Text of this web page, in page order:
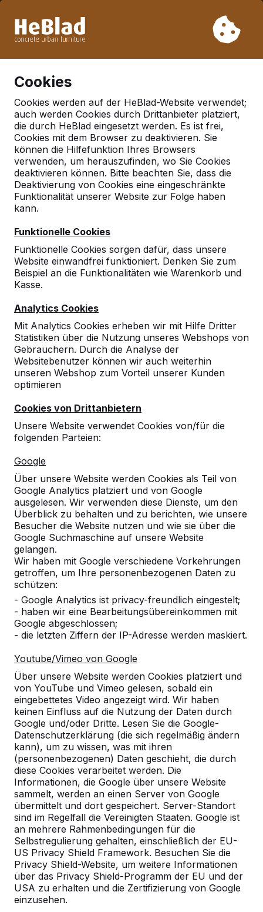
Woche 33 nicht. Bitte berücksichtigen Sie daher längere
Cookies
Cookies werden auf der HeBlad-Website verwendet;
auch werden Cookies durch Drittanbieter platziert,
die durch HeBlad eingesetzt werden. Es ist frei,
Cookies mit dem Browser zu deaktivieren. Sie
können die Hilfefunktion Ihres Browsers
verwenden, um herauszufinden, wo Sie Cookies
deaktivieren können. Bitte beachten Sie, dass die
Deaktivierung von Cookies eine eingeschränkte
Funktionalität unserer Website zur Folge haben
kann.
Funktionelle Cookies
Funktionelle Cookies sorgen dafür, dass unsere
Website einwandfrei funktioniert. Denken Sie zum
Beispiel an die Funktionalitäten wie Warenkorb und
Kasse.
Analytics Cookies
Mit Analytics Cookies erheben wir mit Hilfe Dritter
Statistiken über die Nutzung unseres Webshops von
Gebrauchern. Durch die Analyse der
Websitebenutzer können wir auch weiterhin
unseren Webshop zum Vorteil unserer Kunden
optimieren
Cookies von Drittanbietern
Unsere Website verwendet Cookies von/für die
folgenden Parteien:
Google
Über unsere Website werden Cookies als Teil von
Google Analytics platziert und von Google
ausgelesen. Wir verwenden diese Dienste, um den
Überblick zu behalten und zu berichten, wie unsere
Besucher die Website nutzen und wie sie über die
Google Suchmaschine auf unsere Website
gelangen.
Wir haben mit Google verschiedene Vorkehrungen
getroffen, um Ihre personenbezogenen Daten zu
schützen:
- Google Analytics ist privacy-freundlich eingestelt;
- haben wir eine Bearbeitungsübereinkommen mit
Google abgeschlossen;
- die letzten Ziffern der IP-Adresse werden maskiert.
Youtube/Vimeo von Google
Über unsere Website werden Cookies platziert und
von YouTube und Vimeo gelesen, sobald ein
eingebettetes Video angezeigt wird. Wir haben
keinen Einfluss auf die Nutzung der Daten durch
Google und/oder Dritte. Lesen Sie die Google-
Datenschutzerklärung (die sich regelmäßig ändern
kann), um zu wissen, was mit ihren
(personenbezogenen) Daten geschieht, die durch
diese Cookies verarbeitet werden. Die
Informationen, die Google über unsere Website
sammelt, werden an einen Server von Google
übermittelt und dort gespeichert. Server-Standort
sind im Regelfall die Vereinigten Staaten. Google ist
an mehrere Rahmenbedingungen für die
Selbstregulierung gehalten, einschließlich der EU-
US Privacy Shield Framework. Besuchen Sie die
Privacy Shield-Website, um weitere Informationen
über das Privacy Shield-Programm der EU und der
USA zu erhalten und die Zertifizierung von Google
einzusehen.
Deutschland
Referenties in:Zellingen
ortsteil retzbach
20-07-2023
Referenzen
Unsere Produkte finden Sie in ganz Europa
und darüber hinaus. Sehen Sie hier, wo Sie
ein HeBlad-Produkt in Ihrer Nähe finden.
Produkt
Alles anzeigen
Kategorie
Alles anzeigen
Ort oder Postleitzahl suchen
Kontakt